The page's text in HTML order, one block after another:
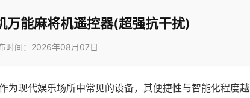
万能麻将机遥控器(超强抗干扰)
时间：2026年08月07日
为现代娱乐场所中常见的设备，其便捷性与智能化程度越